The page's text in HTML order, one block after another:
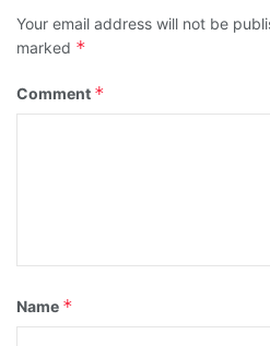
Your email address will not be
marked *
Comment *
Name *